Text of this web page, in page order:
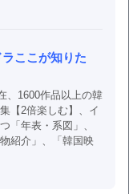
ここが知りた
、1600作品以上の韓
【2倍楽しむ】、イ
「年表・系図」、
紹介」、「韓国映